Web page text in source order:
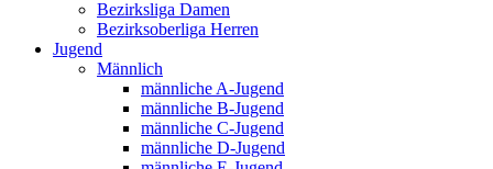
Bezirksliga Damen
Bezirksoberliga Herren
Jugend
Männlich
männliche A-Jugend
männliche B-Jugend
männliche C-Jugend
männliche D-Jugend